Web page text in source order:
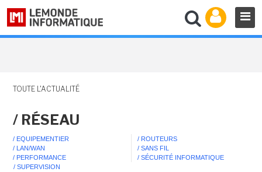
TOUTE L'ACTUALITÉ
/ RÉSEAU
/ EQUIPEMENTIER
/ LAN/WAN
/ PERFORMANCE
/ ROUTEURS
/ SANS FIL
/ SÉCURITÉ INFORMATIQUE
/ SUPERVISION